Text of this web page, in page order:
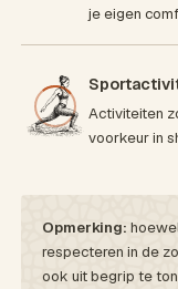
je eigen
Activiteiten
voorkeur in
Opmerking:
respecteren in de
ook uit begrip te